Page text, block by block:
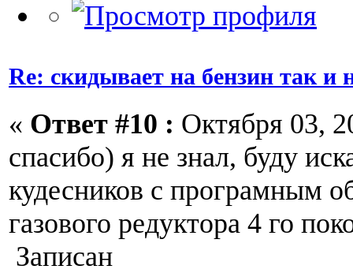
Re: скидывает на бензин так
« Ответ #10 : Октября 03,
спасибо) я не знал, буду
кудесников с програмным
газового редуктора 4 го
Записан